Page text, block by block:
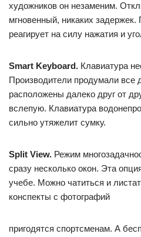
художников он незаменим.
мгновенный, никаких
реагирует на силу нажатия и
Smart Keyboard. Клавиатура
Производители продумали все
расположены далеко друг от
вслепую. Клавиатура
сильно утяжелит сумку.
Split View. Режим
сразу несколько окон. Эта
учебе. Можно чатиться и
конспекты с фотографий
пригодятся спортсменам. А